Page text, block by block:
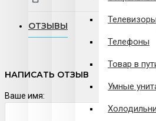
Телевизоры
Телефоны
Товар в
Умные
ОТЗЫВЫ
НАПИСАТЬ ОТЗЫВ
Ваше имя: